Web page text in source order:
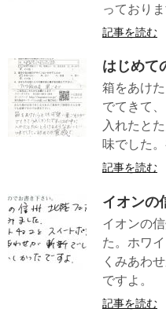
って
記事を読む
はじめて
箱をあけ
でてきて
入れたと
味でした
記事を読む
イオンの
イオンの
た。ホワ
くみあわ
で
記事を読む